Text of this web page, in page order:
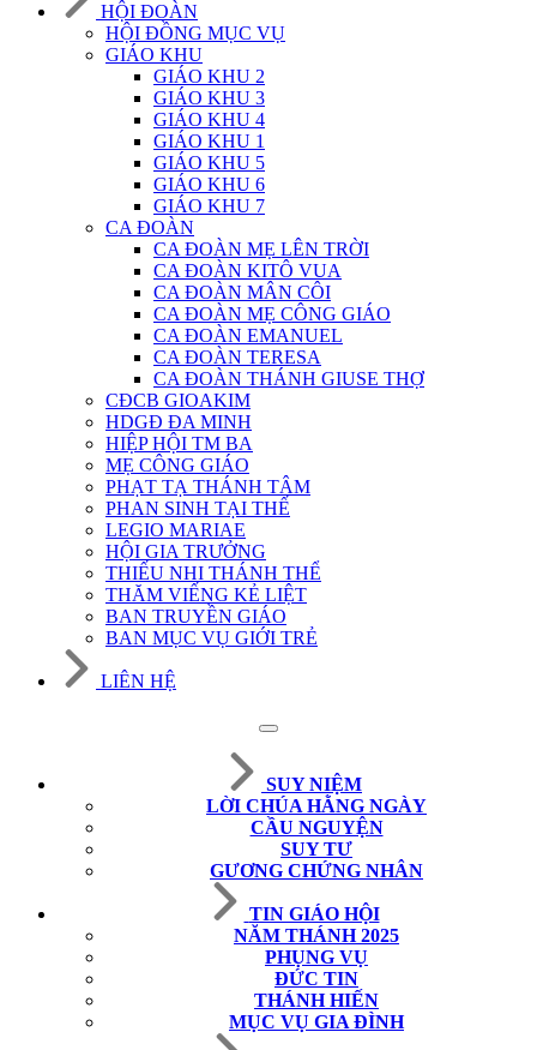
HỘI ĐOÀN
HỘI ĐỒNG MỤC VỤ
GIÁO KHU
GIÁO KHU 2
GIÁO KHU 3
GIÁO KHU 4
GIÁO KHU 1
GIÁO KHU 5
GIÁO KHU 6
GIÁO KHU 7
CA ĐOÀN
CA ĐOÀN MẸ LÊN TRỜI
CA ĐOÀN KITÔ VUA
CA ĐOÀN MÂN CÔI
CA ĐOÀN MẸ CÔNG GIÁO
CA ĐOÀN EMANUEL
CA ĐOÀN TERESA
CA ĐOÀN THÁNH GIUSE THỢ
CĐCB GIOAKIM
HDGĐ ĐA MINH
HIỆP HỘI TM BA
MẸ CÔNG GIÁO
PHẠT TẠ THÁNH TÂM
PHAN SINH TẠI THẾ
LEGIO MARIAE
HỘI GIA TRƯỞNG
THIẾU NHI THÁNH THỂ
THĂM VIẾNG KẺ LIỆT
BAN TRUYỀN GIÁO
BAN MỤC VỤ GIỚI TRẺ
LIÊN HỆ
SUY NIỆM
LỜI CHÚA HẰNG NGÀY
CẦU NGUYỆN
SUY TƯ
GƯƠNG CHỨNG NHÂN
TIN GIÁO HỘI
NĂM THÁNH 2025
PHỤNG VỤ
ĐỨC TIN
THÁNH HIẾN
MỤC VỤ GIA ĐÌNH